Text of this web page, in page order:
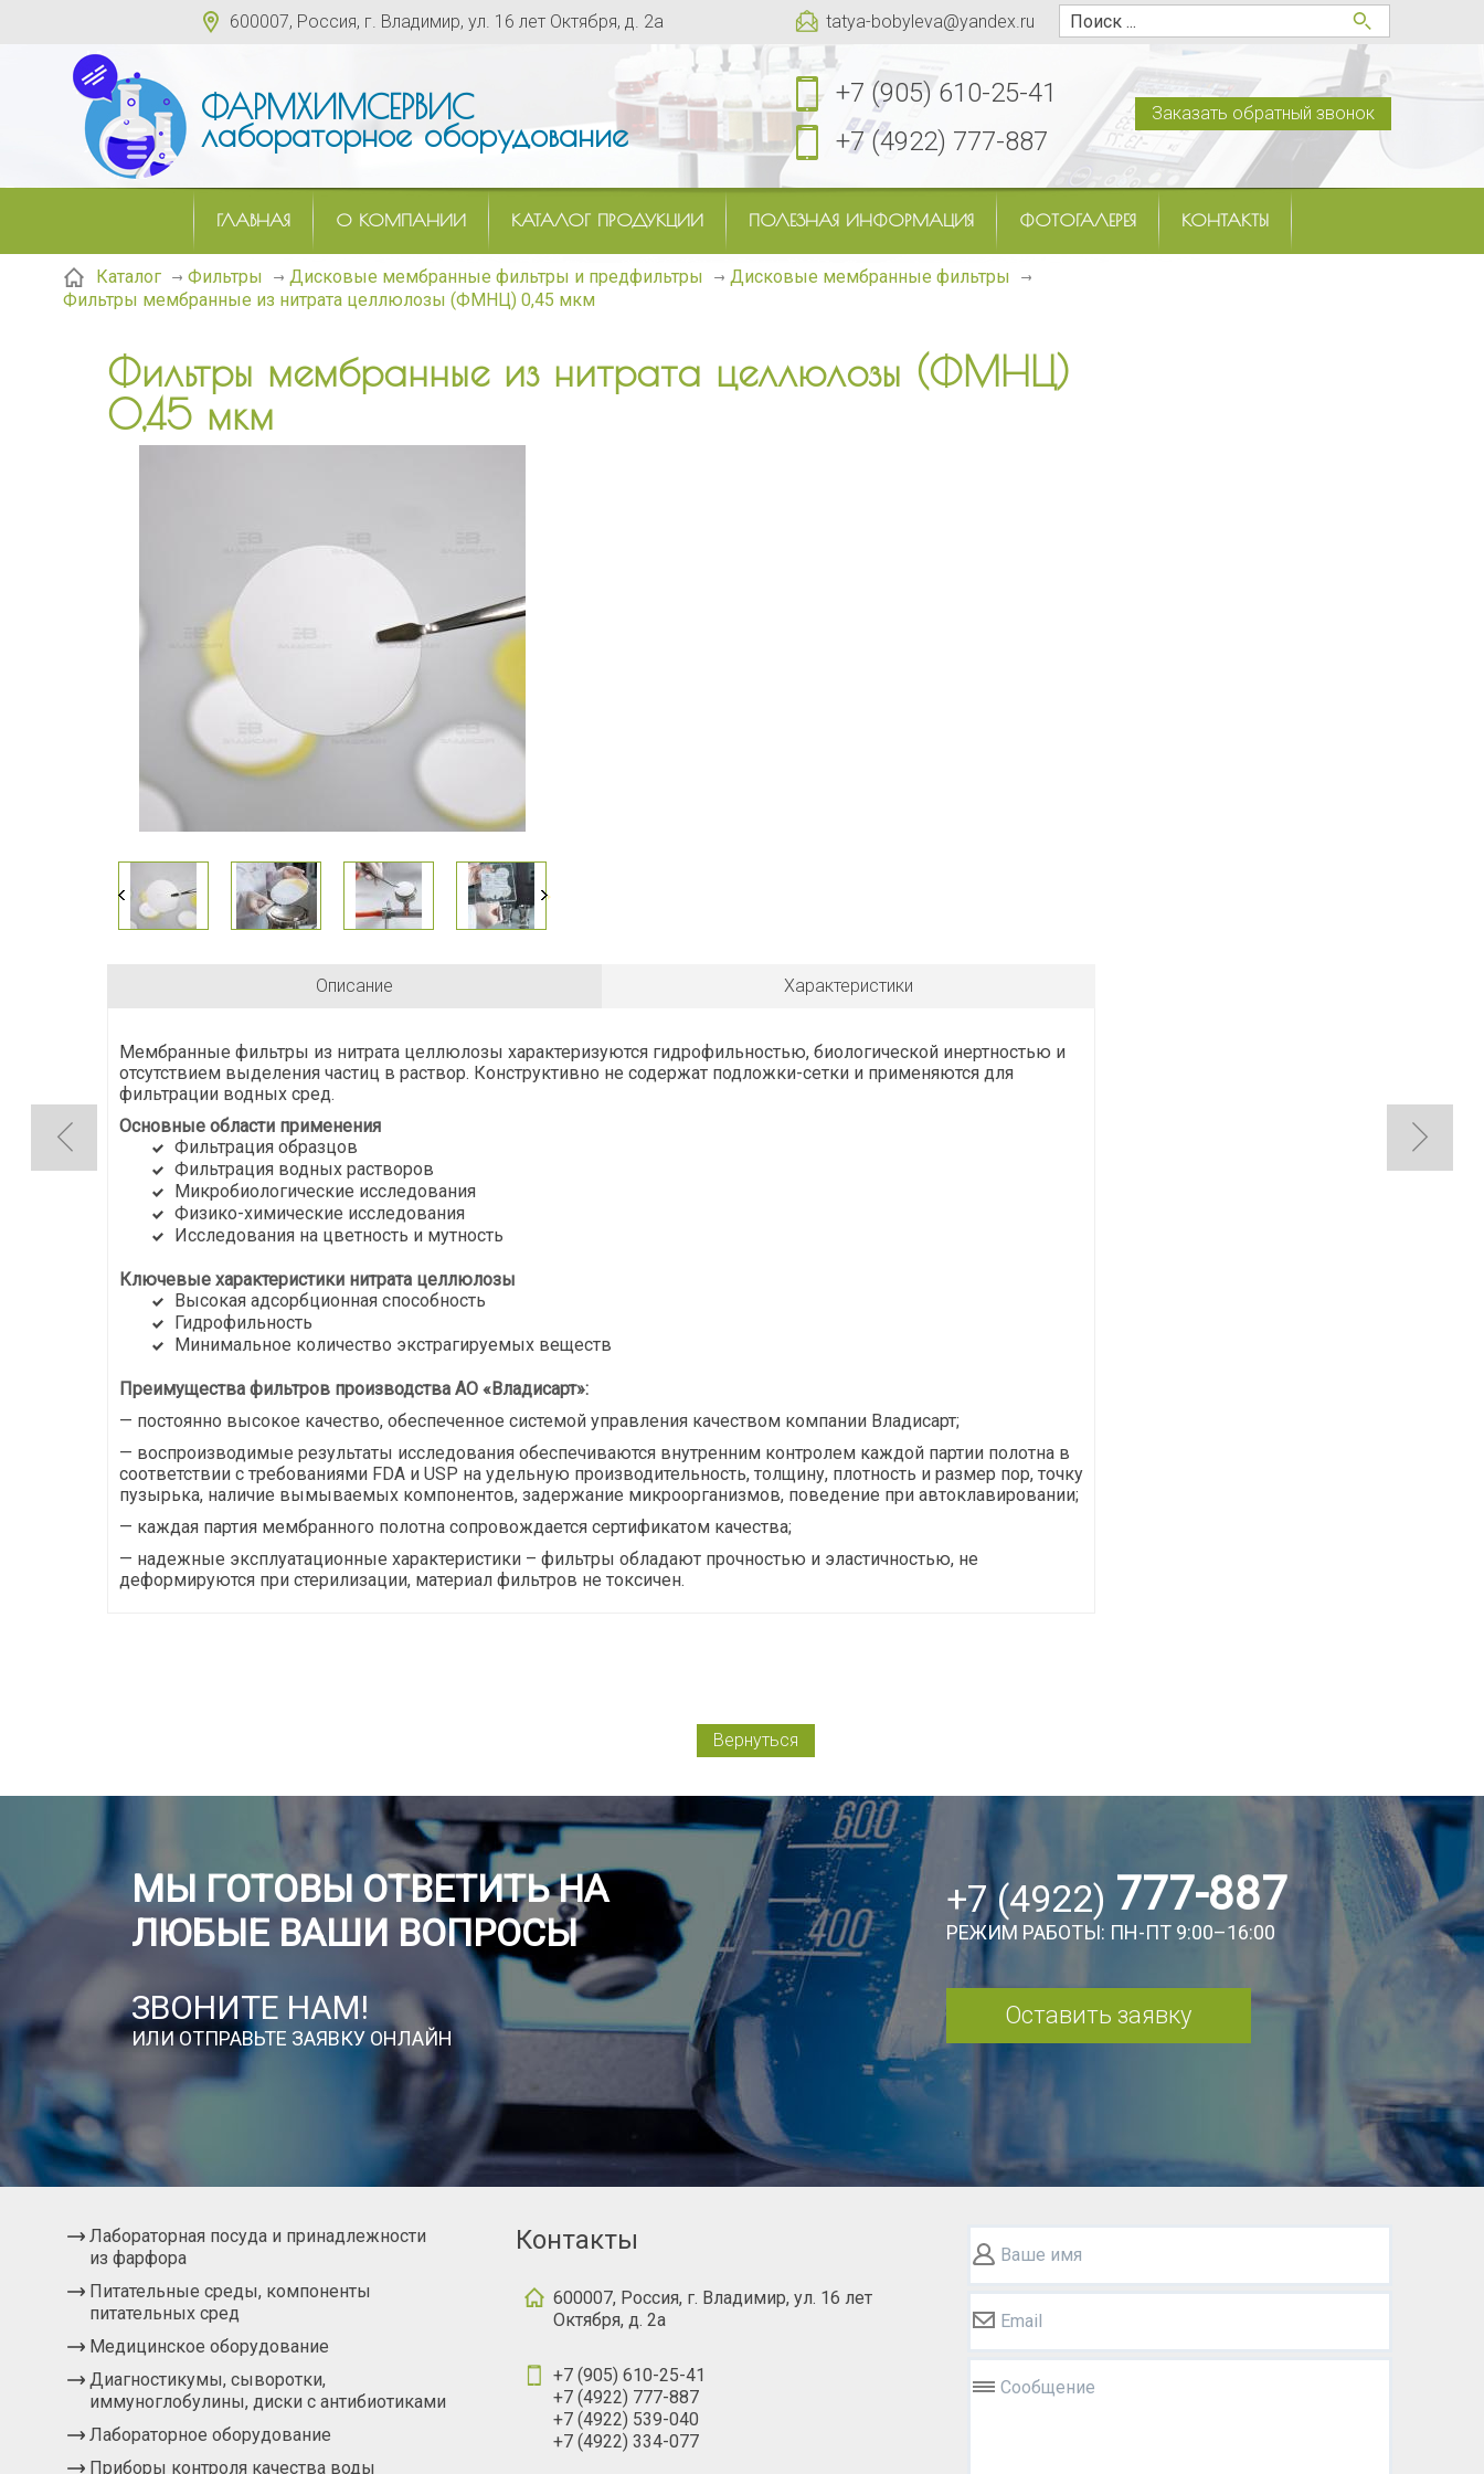
tatya-bobyleva@yandex.ru
600007, Россия, г. Владимир, ул. 16 лет Октября, д. 2а
ФАРМХИМСЕРВИС
лабораторное оборудование
+7 (905) 610-25-41
+7 (4922) 777-887
Заказать обратный звонок
ГЛАВНАЯ О КОМПАНИИ КАТАЛОГ ПРОДУКЦИИ ПОЛЕЗНАЯ ИНФОРМАЦИЯ ФОТОГАЛЕРЕЯ КОНТАКТЫ
Каталог Фильтры Дисковые мембранные фильтры и предфильтры
Дисковые мембранные фильтры
Фильтры мембранные из нитрата целлюлозы (ФМНЦ) 0,45 мкм
Фильтры мембранные из нитрата целлюлозы (ФМНЦ)
0,45 мкм
Описание Характеристики
Мембранные фильтры из нитрата целлюлозы характеризуются гидрофильностью, биологической инертностью и
отсутствием выделения частиц в раствор. Конструктивно не содержат подложки-сетки и применяются для
фильтрации водных сред.
Основные области применения
Фильтрация образцов
Фильтрация водных растворов
Микробиологические исследования
Физико-химические исследования
Исследования на цветность и мутность
Ключевые характеристики нитрата целлюлозы
Высокая адсорбционная способность
Гидрофильность
Минимальное количество экстрагируемых веществ
Преимущества фильтров производства АО «Владисарт»:
— постоянно высокое качество, обеспеченное системой управления качеством компании Владисарт;
— воспроизводимые результаты исследования обеспечиваются внутренним контролем каждой партии полотна в
соответствии с требованиями FDA и USP на удельную производительность, толщину, плотность и размер пор, точку
пузырька, наличие вымываемых компонентов, задержание микроорганизмов, поведение при автоклавировании;
— каждая партия мембранного полотна сопровождается сертификатом качества;
— надежные эксплуатационные характеристики – фильтры обладают прочностью и эластичностью, не
деформируются при стерилизации, материал фильтров не токсичен.
Вернуться
МЫ ГОТОВЫ ОТВЕТИТЬ НА
ЛЮБЫЕ ВАШИ ВОПРОСЫ
ЗВОНИТЕ НАМ!
ИЛИ ОТПРАВЬТЕ ЗАЯВКУ ОНЛАЙН
+7 (4922) 777-887
РЕЖИМ РАБОТЫ: ПН-ПТ 9:00–16:00
Оставить заявку
Лабораторная посуда и принадлежности
из фарфора
Питательные среды, компоненты
питательных сред
Медицинское оборудование
Диагностикумы, сыворотки,
иммуноглобулины, диски с антибиотиками
Лабораторное оборудование
Приборы контроля качества воды
Контакты
600007, Россия, г. Владимир, ул. 16 лет
Октября, д. 2а
+7 (905) 610-25-41
+7 (4922) 777-887
+7 (4922) 539-040
+7 (4922) 334-077
Ваше имя
Email
Сообщение